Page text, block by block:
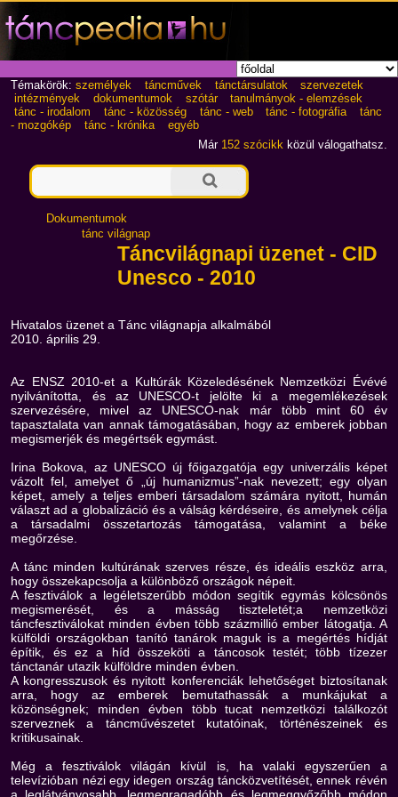
Témakörök: személyek táncművek tánctársulatok
szervezetek
intézmények
dokumentumok szótár
tanulmányok - elemzések
tánc - irodalom
tánc - közösség tánc - web tánc - fotográfia
tánc
- mozgókép
tánc - krónika
egyéb
Már 152 szócikk közül válogathatsz.
Dokumentumok
tánc világnap
Táncvilágnapi üzenet - CID
Unesco - 2010
Hivatalos üzenet a Tánc világnapja alkalmából
2010. április 29.
Az ENSZ 2010-et a Kultúrák Közeledésének Nemzetközi Évévé
nyilvánította, és az UNESCO-t jelölte ki a megemlékezések
szervezésére, mivel az UNESCO-nak már több mint 60 év
tapasztalata van annak támogatásában, hogy az emberek jobban
megismerjék és megértsék egymást.
Irina Bokova, az UNESCO új főigazgatója egy univerzális képet
vázolt fel, amelyet ő „új humanizmus”-nak nevezett; egy olyan
képet, amely a teljes emberi társadalom számára nyitott, humán
választ ad a globalizáció és a válság kérdéseire, és amelynek célja
a társadalmi összetartozás támogatása, valamint a béke
megőrzése.
A tánc minden kultúrának szerves része, és ideális eszköz arra,
hogy összekapcsolja a különböző országok népeit.
A fesztiválok a legéletszerűbb módon segítik egymás kölcsönös
megismerését, és a másság tiszteletét;a nemzetközi
táncfesztiválokat minden évben több százmillió ember látogatja. A
külföldi országokban tanító tanárok maguk is a megértés hídját
építik, és ez a híd összeköti a táncosok testét; több tízezer
tánctanár utazik külföldre minden évben.
A kongresszusok és nyitott konferenciák lehetőséget biztosítanak
arra, hogy az emberek bemutathassák a munkájukat a
közönségnek; minden évben több tucat nemzetközi találkozót
szerveznek a táncművészetet kutatóinak, történészeinek és
kritikusainak.
Még a fesztiválok világán kívül is, ha valaki egyszerűen a
televízióban nézi egy idegen ország táncközvetítését, ennek révén
a leglátványosabb, legmegragadóbb és legmeggyőzőbb módon